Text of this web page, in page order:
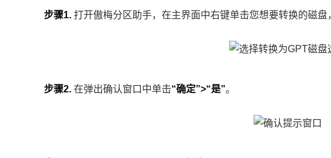
步骤1. 打开傲梅分区助手，在主界面中右键单击您想要转换的磁盘
步骤2. 在弹出确认窗口中单击“确定”>“是”。